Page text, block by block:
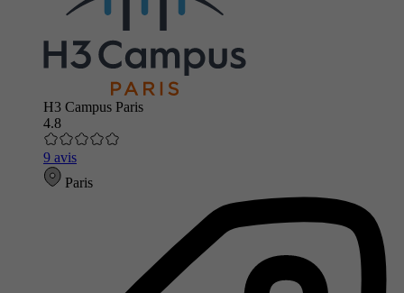
H3 Campus Paris
4.8
9 avis
Paris